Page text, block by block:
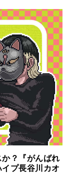
？『がんばれ
プ長谷川カオ